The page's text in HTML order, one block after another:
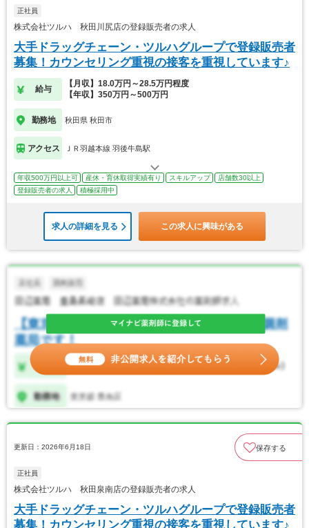
正社員
株式会社ツルハ 秋田川尻店の登録販売者の求人
大手ドラッグチェーン・ツルハグループで登録販売者
募集！カウンセリング重視の接客を重視しています♪
給与
【月収】18.0万円～28.5万円程度
【年収】350万円～500万円
勤務地 秋田県 秋田市
アクセス ＪＲ羽越本線 羽後牛島駅
年収500万円以上可 産休・育休取得実績有り スキルアップ
店舗数30以上
登録販売者の求人
積極採用中
求人の詳細を見る この求人に興味がある
更新日：2026年6月18日 保存する
正社員
株式会社ツルハ 秋田泉南店の登録販売者の求人
大手ドラッグチェーン・ツルハグループで登録販売者
募集！カウンセリング重視の接客を重視しています♪